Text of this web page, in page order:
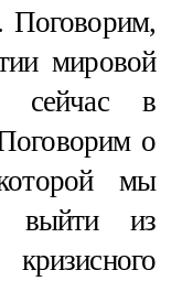
Поговорим,
мировой
сейчас в
о
мы
выйти из